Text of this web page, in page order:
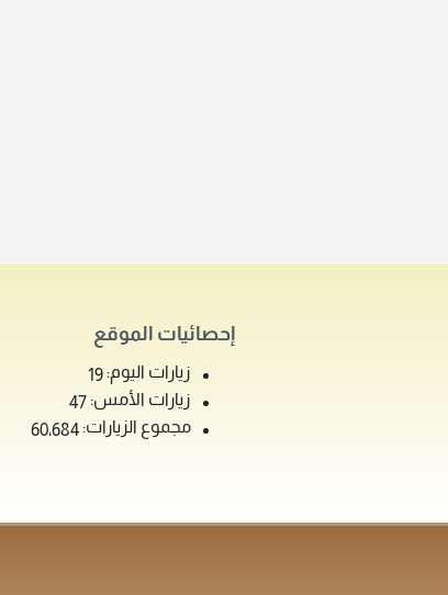
إحصائيات الموقع
زيارات اليوم: 19
زيارات الأمس: 47
مجموع الزيارات: 60٬684